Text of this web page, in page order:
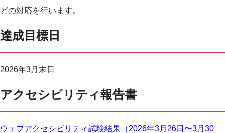
どの対応を行います。
達成目標日
2026年3月末日
アクセシビリティ報告書
ウェブアクセシビリティ試験結果（2026年3月26日〜3月30